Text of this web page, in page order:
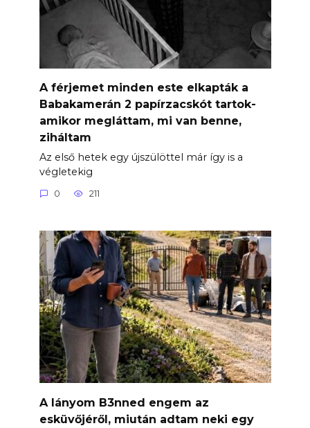
A férjemet minden este elkapták a
Babakamerán 2 papírzacskót tartok-
amikor megláttam, mi van benne,
ziháltam
Az első hetek egy újszülöttel már így is a
végletekig
0 211
A lányom B3nned engem az
esküvőjéről, miután adtam neki egy